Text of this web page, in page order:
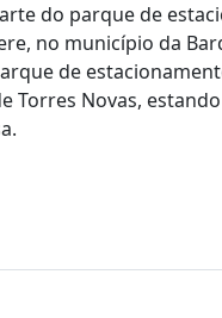
do parque de
no município da
de
Torres Novas,